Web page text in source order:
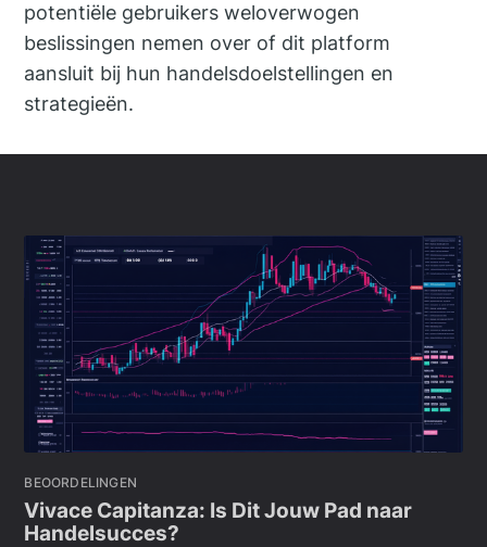
potentiële gebruikers weloverwogen
beslissingen nemen over of dit platform
aansluit bij hun handelsdoelstellingen en
strategieën.
BEOORDELINGEN
Vivace Capitanza: Is Dit Jouw Pad naar
Handelsucces?